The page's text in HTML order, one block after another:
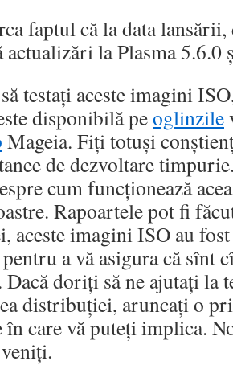
faptul că la data
actualizări la Plasma 5.6.0
testați aceste imagini
disponibilă peoglinzile
Mageia. Fiți totuși
de dezvoltare
cum funcționează
Rapoartele pot fi
aceste imagini ISO au
a vă asigura că sînt
doriți să ne ajutați la
distribuției, aruncați o
în care vă puteți implica.